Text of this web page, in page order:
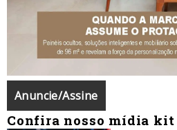
Anuncie/Assine
Confira nosso mídia kit